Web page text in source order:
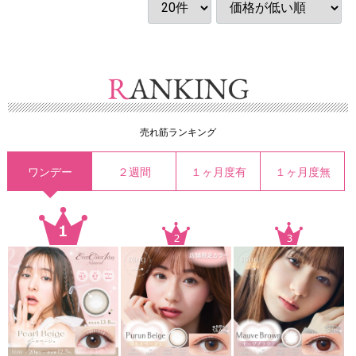
売れ筋ランキング
ワンデー ２週間 １ヶ月度有 １ヶ月度無